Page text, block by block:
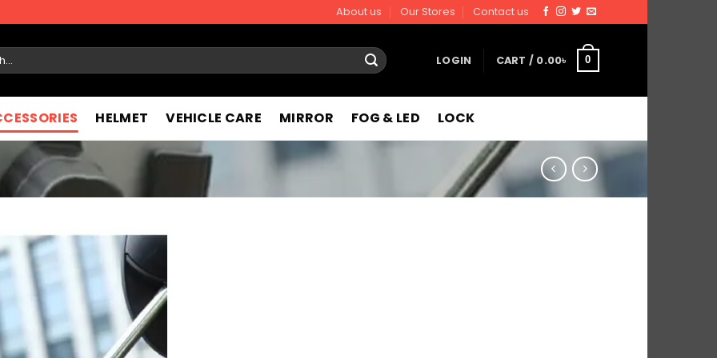
About us Our Stores Contact us
LOGIN CART / 0.00৳ 0
HELMET VEHICLE CARE MIRROR FOG & LED LOCK
Add to
wishlist